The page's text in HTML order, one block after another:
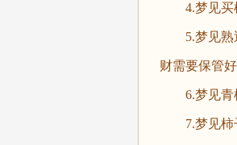
4.梦见买柿
5.梦见熟透
财需要保管
6.梦见青柿
7.梦见柿子